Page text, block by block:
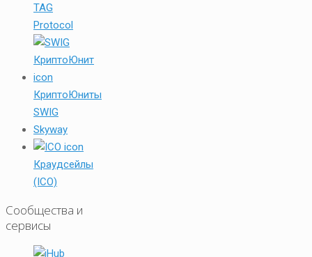
TAG
Protocol
КриптоЮниты
SWIG
Skyway
Краудсейлы
(ICO)
Сообщества и
сервисы